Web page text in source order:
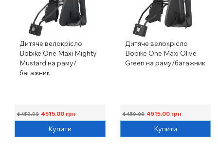
Дитяче велокрісло
Bobike One Maxi Mighty
Mustard на раму/
багажник
6450.00 4515.00 грн
Купити
Дитяче велокрісло
Bobike One Maxi Olive
Green на раму/багажник
6450.00 4515.00грн
Купити